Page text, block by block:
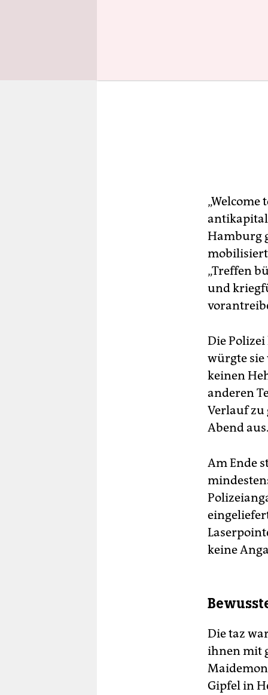
Hamburg
„Treffen
und
Die
würgte sie
keinen
anderen
Verlauf zu
Abend aus.
Am Ende
keine
Die taz
ihnen mit
Gipfel in